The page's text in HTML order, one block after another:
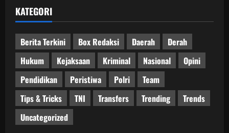
KATEGORI
Berita Terkini Box Redaksi Daerah
Derah
Hukum
Kejaksaan Kriminal Nasional
Opini
Pendidikan
Peristiwa Polri
Team
Tips & Tricks
TNI Transfers Trending
Trends
Uncategorized